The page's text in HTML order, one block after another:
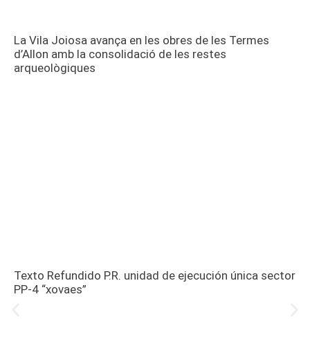
La Vila Joiosa avança en les obres de les Termes
d’Allon amb la consolidació de les restes
arqueològiques
Texto Refundido P.R. unidad de ejecución única sector
PP-4 “xovaes”